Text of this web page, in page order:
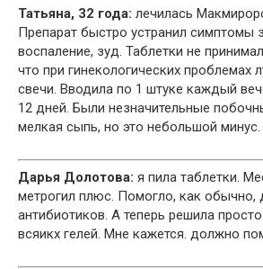
Татьяна, 32 года: лечилась
Препарат быстро устранил симптомы
воспаление, зуд. Таблетки не
что при гинекологических проблемах
свечи. Вводила по 1 штуке каждый
12 дней. Были незначительные
мелкая сыпь, но это небольшой минус.
Дарья Долотова: я пила таблетки.
метрогил плюс. Помогло, как обычно,
антибиотиков. А теперь решила
всяикх гелей. Мне кажется. должно